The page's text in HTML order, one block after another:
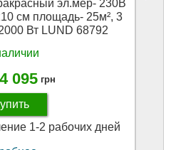
эл.мер- 230В
см площадь- 25м², 3
Вт LUND 68792
4 095 грн
1-2 рабочих дней